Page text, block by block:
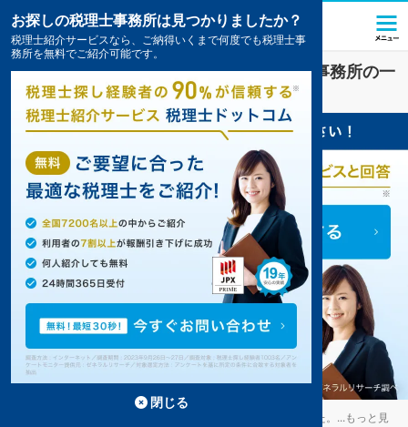
長崎で資金調達対策を扱う税理士・会計事務所の一
覧10件掲載中
長崎の資金調達対策を扱う税理士事務所が10件見つかりました。 ...もっと見
お探しの税理士事務所は見つかりましたか？
税理士紹介サービスなら、ご納得いくまで何度でも税理士事
務所を無料でご紹介可能です。
閉じる